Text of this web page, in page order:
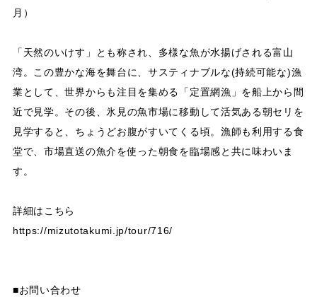
月）
「天然のいけす」とも称され、多様な魚が水揚げされる富山
湾。この豊かな海を舞台に、サスティナブルな(持続可能な)漁
業として、世界からも注目を集める「定置網漁」を船上から間
近で見学。その後、氷見の魚市場に移動して活気ある朝セリを
見学すると、ちょうどお腹がすいてくる頃。漁師も利用する食
堂で、市場直送の魚介を使った朝食を臨場感と共に味わいま
す。
詳細はこちら
https://mizutotakumi.jp/tour/716/
■お問い合わせ